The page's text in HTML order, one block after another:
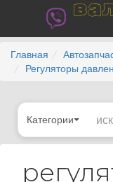
Главная
Регуляторы
Категории